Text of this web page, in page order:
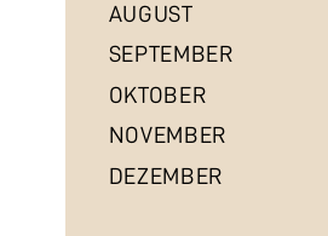
AUGUST
SEPTEMBER
OKTOBER
NOVEMBER
DEZEMBER